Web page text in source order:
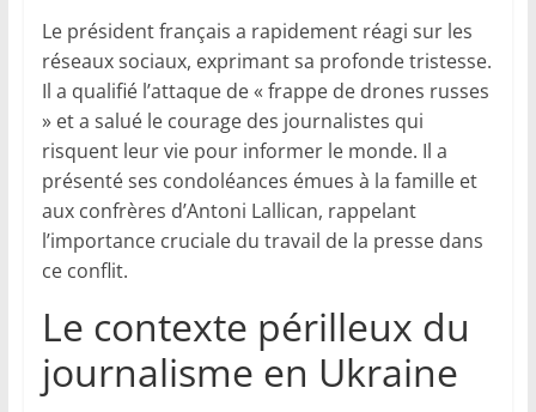
Le président français a rapidement réagi sur les
réseaux sociaux, exprimant sa profonde tristesse.
Il a qualifié l’attaque de « frappe de drones russes
» et a salué le courage des journalistes qui
risquent leur vie pour informer le monde. Il a
présenté ses condoléances émues à la famille et
aux confrères d’Antoni Lallican, rappelant
l’importance cruciale du travail de la presse dans
ce conflit.
Le contexte périlleux du
journalisme en Ukraine